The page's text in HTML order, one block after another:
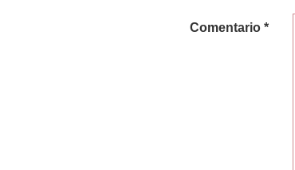
Comentario *